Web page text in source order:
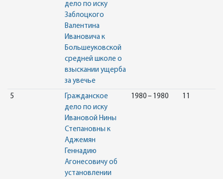
дело по иску
Заблоцкого
Валентина
Ивановича к
Большеуковской
средней школе о
взыскании ущерба
за увечье
5
Гражданское
дело по иску
Ивановой Нины
Степановны к
Аджемян
Геннадию
Агонесовичу об
установлении
1980 – 1980 11